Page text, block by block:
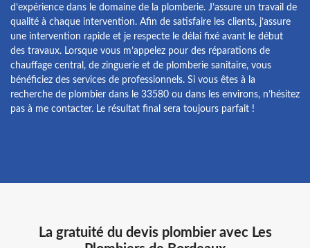
d’expérience dans le domaine de la plomberie. J’assure un travail de
qualité à chaque intervention. Afin de satisfaire les clients, j’assure
une intervention rapide et je respecte le délai fixé avant le début
des travaux. Lorsque vous m’appelez pour des réparations de
chauffage central, de zinguerie et de plomberie sanitaire, vous
bénéficiez des services de professionnels. Si vous êtes à la
recherche de plombier dans le 33580 ou dans les environs, n’hésitez
pas à me contacter. Le résultat final sera toujours parfait !
La gratuité du devis plombier avec Les